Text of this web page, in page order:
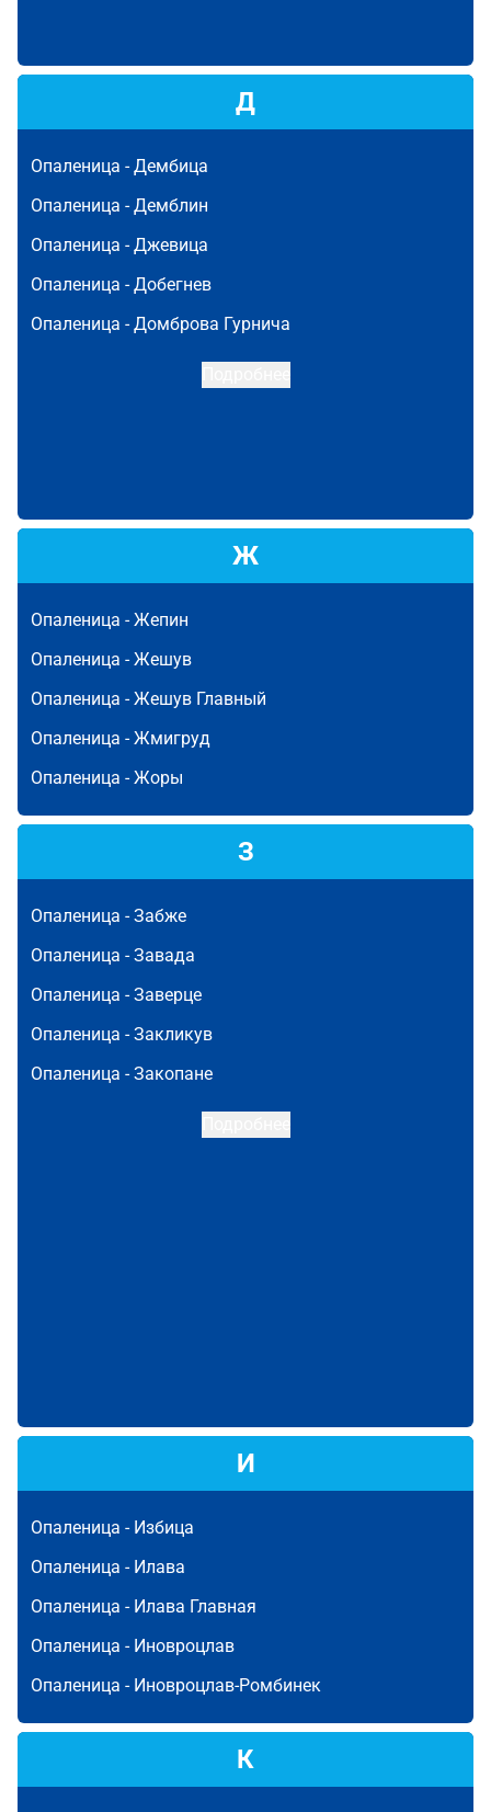
Д
Опаленица -Дембица
Опаленица -Демблин
Опаленица -Джевица
Опаленица -Добегнев
Опаленица -Домброва Гурнича
Ж
Опаленица -Жепин
Опаленица -Жешув
Опаленица -Жешув Главный
Опаленица -Жмигруд
Опаленица -Жоры
З
Опаленица -Забже
Опаленица -Завада
Опаленица -Заверце
Опаленица -Закликув
Опаленица -Закопане
И
Опаленица - Избица
Опаленица - Илава
Опаленица - Илава Главная
Опаленица - Иновроцлав
Опаленица - Иновроцлав-Ромбинек
К